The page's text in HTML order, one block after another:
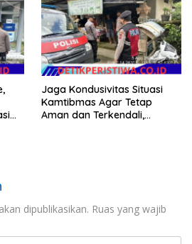
Jaga Kondusivitas Situasi
Kamtibmas Agar Tetap
Aman dan Terkendali,
dipublikasikan. Ruas yang wajib